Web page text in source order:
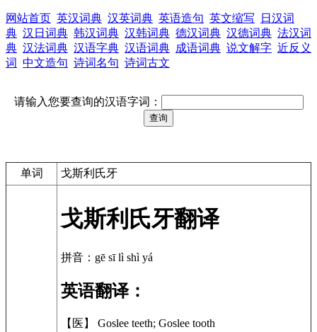
网站首页 英汉词典 汉英词典 英语造句 英文缩写
日汉词
典 汉日词典 韩汉词典 汉韩词典 德汉词典 汉德词典 法汉词
典 汉法词典 汉语字典 汉语词典 成语词典 说文解字 近反义
词 中文造句 诗词名句 诗词古文
请输入您要查询的汉语字词：
单词 戈斯利氏牙
戈斯利氏牙翻译
拼音：gē sī lì shì yá
英语翻译：
【医】 Goslee teeth; Goslee tooth